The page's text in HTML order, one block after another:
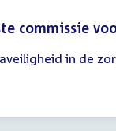
commissie
in de